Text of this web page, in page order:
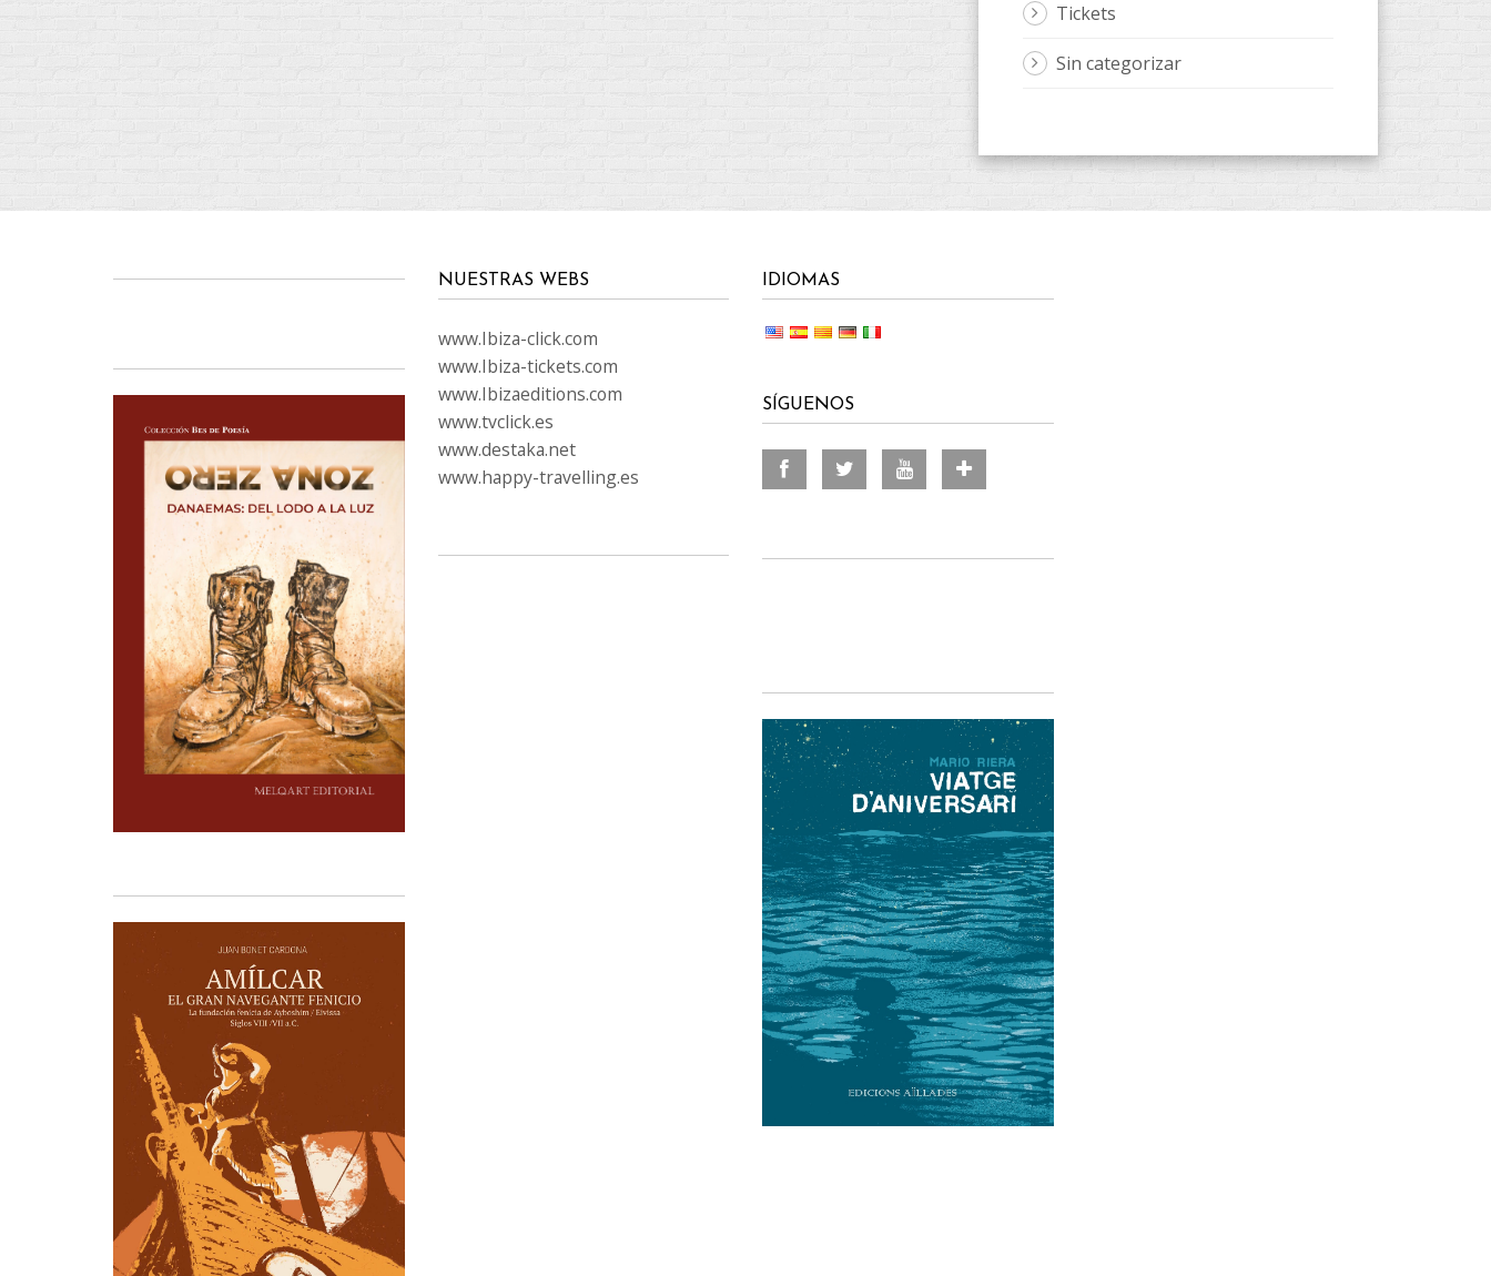
Tickets
Sin categorizar
NUESTRAS WEBS
www.Ibiza-click.com
www.Ibiza-tickets.com
www.Ibizaeditions.com
www.tvclick.es
www.destaka.net
www.happy-travelling.es
IDIOMAS
SÍGUENOS